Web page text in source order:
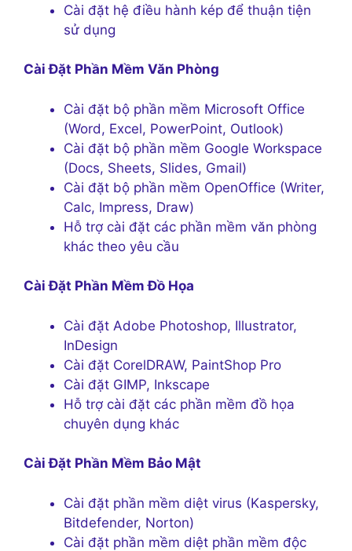
Cài đặt hệ điều hành kép để thuận tiện
sử dụng
Cài Đặt Phần Mềm Văn Phòng
Cài đặt bộ phần mềm Microsoft Office
(Word, Excel, PowerPoint, Outlook)
Cài đặt bộ phần mềm Google Workspace
(Docs, Sheets, Slides, Gmail)
Cài đặt bộ phần mềm OpenOffice (Writer,
Calc, Impress, Draw)
Hỗ trợ cài đặt các phần mềm văn phòng
khác theo yêu cầu
Cài Đặt Phần Mềm Đồ Họa
Cài đặt Adobe Photoshop, Illustrator,
InDesign
Cài đặt CorelDRAW, PaintShop Pro
Cài đặt GIMP, Inkscape
Hỗ trợ cài đặt các phần mềm đồ họa
chuyên dụng khác
Cài Đặt Phần Mềm Bảo Mật
Cài đặt phần mềm diệt virus (Kaspersky,
Bitdefender, Norton)
Cài đặt phần mềm diệt phần mềm độc